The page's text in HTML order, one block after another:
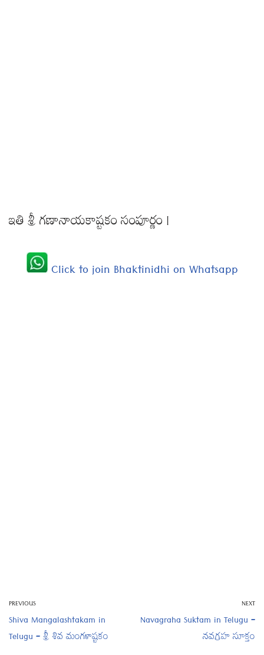
ఇతి శ్రీ గణానాయకాష్టకం సంపూర్ణం |
Click to join Bhaktinidhi on Whatsapp
PREVIOUS
Shiva Mangalashtakam in
Telugu – శ్రీ శివ మంగళాష్టకం
NEXT
Navagraha Suktam in Telugu –
నవగ్రహ సూక్తం